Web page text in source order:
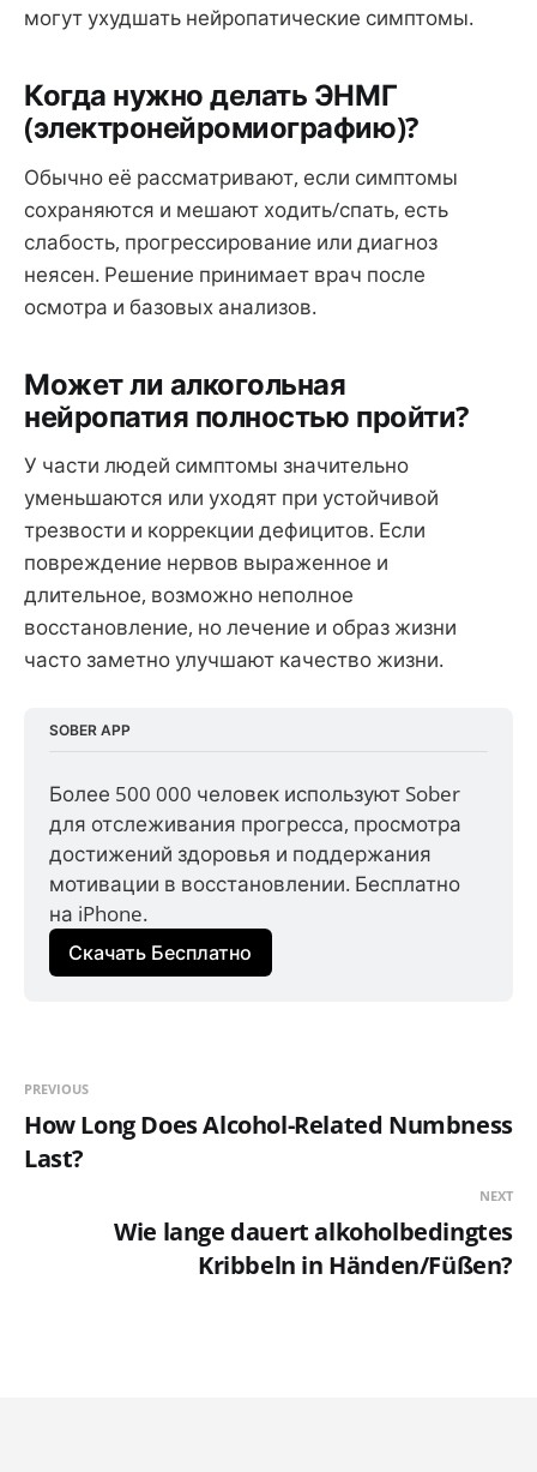
могут ухудшать нейропатические симптомы.
Когда нужно делать ЭНМГ
(электронейромиографию)?
Обычно её рассматривают, если симптомы
сохраняются и мешают ходить/спать, есть
слабость, прогрессирование или диагноз
неясен. Решение принимает врач после
осмотра и базовых анализов.
Может ли алкогольная
нейропатия полностью пройти?
У части людей симптомы значительно
уменьшаются или уходят при устойчивой
трезвости и коррекции дефицитов. Если
повреждение нервов выраженное и
длительное, возможно неполное
восстановление, но лечение и образ жизни
часто заметно улучшают качество жизни.
SOBER APP
Более 500 000 человек используют Sober
для отслеживания прогресса, просмотра
достижений здоровья и поддержания
мотивации в восстановлении. Бесплатно
на iPhone.
Скачать Бесплатно
PREVIOUS
How Long Does Alcohol-Related Numbness
Last?
NEXT
Wie lange dauert alkoholbedingtes
Kribbeln in Händen/Füßen?